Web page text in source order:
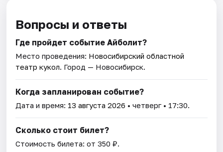
Вопросы и ответы
Где пройдет событие Айболит?
Место проведения: Новосибирский областной
театр кукол. Город — Новосибирск.
Когда запланирован событие?
Дата и время: 13 августа 2026 • четверг • 17:30.
Сколько стоит билет?
Стоимость билета: от 350 ₽.